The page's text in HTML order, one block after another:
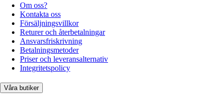
Om oss?
Kontakta oss
Försäljningsvillkor
Returer och återbetalningar
Ansvarsfriskrivning
Betalningsmetoder
Priser och leveransalternativ
Integritetspolicy
Våra butiker